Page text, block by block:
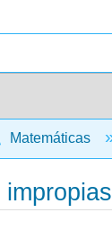
Matemáticas